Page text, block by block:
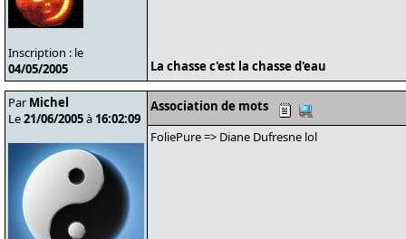
Inscription : le
04/05/2005
La chasse c'est la chasse d'eau
Par Michel
Le21/06/2005à 16:02:09
Association de mots
FoliePure => Diane Dufresne lol